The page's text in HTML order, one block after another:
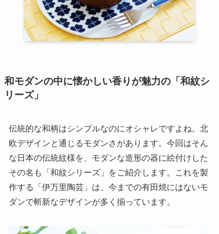
和モダンの中に懐かしい香りが魅力の「和紋シ
リーズ」
伝統的な和柄はシンプルなのにオシャレですよね。北
欧デザインと通じるモダンさがあります。今回はそん
な日本の伝統紋様を、モダンな造形の器に絵付けした
その名も「和紋シリーズ」をご紹介します。これを製
作する「伊万里陶芸」は、今までの有田焼にはないモ
ダンで斬新なデザインが多く揃っています。